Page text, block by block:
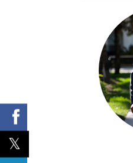
Conocer si
7. ¿Qué
Generalmente